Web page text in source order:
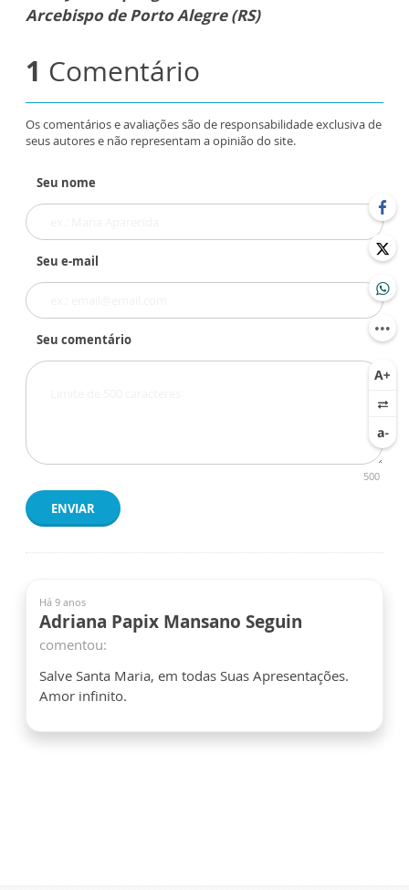
Arcebispo de Porto Alegre (RS)
1 Comentário
Os comentários e avaliações são de responsabilidade exclusiva de
seus autores e não representam a opinião do site.
Seu nome
Seu e-mail
Seu comentário
500
ENVIAR
Há 9 anos
Adriana Papix Mansano Seguin
comentou:
Salve Santa Maria, em todas Suas Apresentações.
Amor infinito.